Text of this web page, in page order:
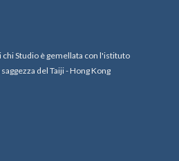
chi Studio è gemellata con l'istituto
del Taiji - Hong Kong